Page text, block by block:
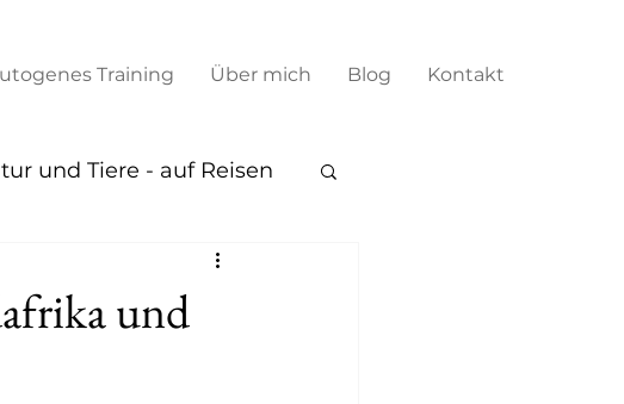
Training Über mich Blog Kontakt
und Tiere - auf Reisen
und